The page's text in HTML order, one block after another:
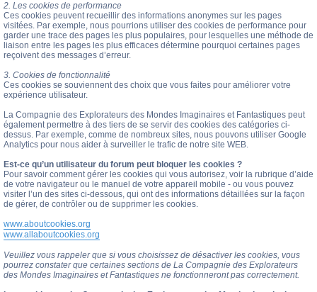
2. Les cookies de performance
Ces cookies peuvent recueillir des informations anonymes sur les pages
visitées. Par exemple, nous pourrions utiliser des cookies de performance pour
garder une trace des pages les plus populaires, pour lesquelles une méthode de
liaison entre les pages les plus efficaces détermine pourquoi certaines pages
reçoivent des messages d’erreur.
3. Cookies de fonctionnalité
Ces cookies se souviennent des choix que vous faites pour améliorer votre
expérience utilisateur.
La Compagnie des Explorateurs des Mondes Imaginaires et Fantastiques peut
également permettre à des tiers de se servir des cookies des catégories ci-
dessus. Par exemple, comme de nombreux sites, nous pouvons utiliser Google
Analytics pour nous aider à surveiller le trafic de notre site WEB.
Est-ce qu’un utilisateur du forum peut bloquer les cookies ?
Pour savoir comment gérer les cookies qui vous autorisez, voir la rubrique d’aide
de votre navigateur ou le manuel de votre appareil mobile - ou vous pouvez
visiter l’un des sites ci-dessous, qui ont des informations détaillées sur la façon
de gérer, de contrôler ou de supprimer les cookies.
www.aboutcookies.org
www.allaboutcookies.org
Veuillez vous rappeler que si vous choisissez de désactiver les cookies, vous
pourrez constater que certaines sections de La Compagnie des Explorateurs
des Mondes Imaginaires et Fantastiques ne fonctionneront pas correctement.